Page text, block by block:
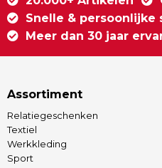
Snelle & persoonlijke
Meer dan 30 jaar
Assortiment
Relatiegeschenken
Textiel
Werkkleding
Sport